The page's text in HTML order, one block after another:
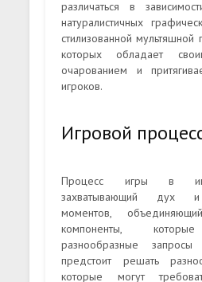
различаться в
натуралистичных
стилизованной мультяшной
которых обладает
очарованием и
игроков.
Игровой
Процесс игры в
захватывающий дух и
моментов,
компоненты,
разнообразные
предстоит решать
которые могут